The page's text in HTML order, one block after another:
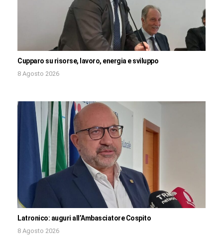
Cupparo su risorse, lavoro, energia e sviluppo
8 Agosto 2026
Latronico: auguri all’Ambasciatore Cospito
8 Agosto 2026